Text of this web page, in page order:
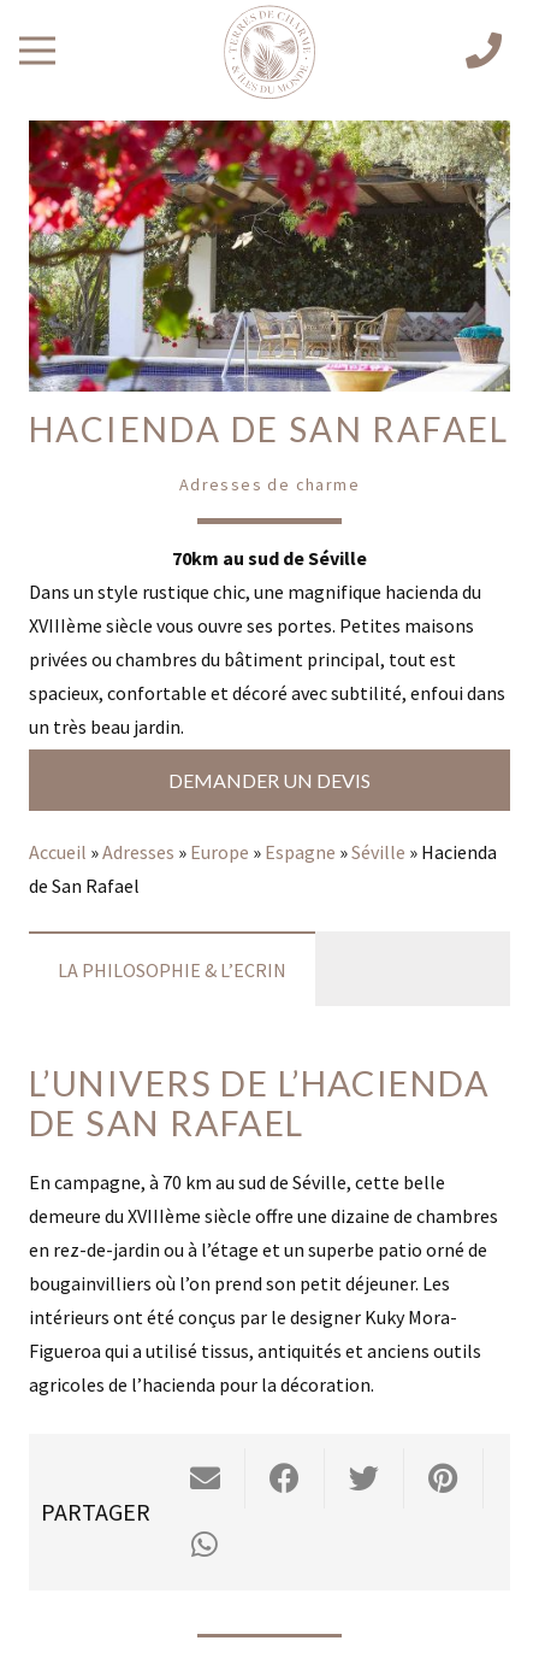
HACIENDA DE SAN RAFAEL
Adresses de charme
70km au sud de Séville
Dans un style rustique chic, une magnifique hacienda du
XVIIIème siècle vous ouvre ses portes. Petites maisons
privées ou chambres du bâtiment principal, tout est
spacieux, confortable et décoré avec subtilité, enfoui dans
un très beau jardin.
DEMANDER UN DEVIS
Accueil »Adresses » Europe » Espagne »Séville » Hacienda
de San Rafael
LA PHILOSOPHIE & L’ECRIN
L’UNIVERS DE L’HACIENDA
DE SAN RAFAEL
En campagne, à 70 km au sud de Séville, cette belle
demeure du XVIIIème siècle offre une dizaine de chambres
en rez-de-jardin ou à l’étage et un superbe patio orné de
bougainvilliers où l’on prend son petit déjeuner. Les
intérieurs ont été conçus par le designer Kuky Mora-
Figueroa qui a utilisé tissus, antiquités et anciens outils
agricoles de l’hacienda pour la décoration.
PARTAGER